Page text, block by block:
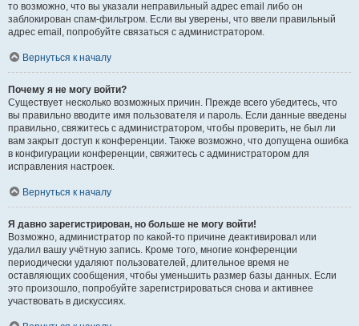
то возможно, что вы указали неправильный адрес email либо он
заблокирован спам-фильтром. Если вы уверены, что ввели правильный
адрес email, попробуйте связаться с администратором.
Вернуться к началу
Почему я не могу войти?
Существует несколько возможных причин. Прежде всего убедитесь, что
вы правильно вводите имя пользователя и пароль. Если данные введены
правильно, свяжитесь с администратором, чтобы проверить, не был ли
вам закрыт доступ к конференции. Также возможно, что допущена ошибка
в конфигурации конференции, свяжитесь с администратором для
исправления настроек.
Вернуться к началу
Я давно зарегистрирован, но больше не могу войти!
Возможно, администратор по какой-то причине деактивировал или
удалил вашу учётную запись. Кроме того, многие конференции
периодически удаляют пользователей, длительное время не
оставляющих сообщения, чтобы уменьшить размер базы данных. Если
это произошло, попробуйте зарегистрироваться снова и активнее
участвовать в дискуссиях.